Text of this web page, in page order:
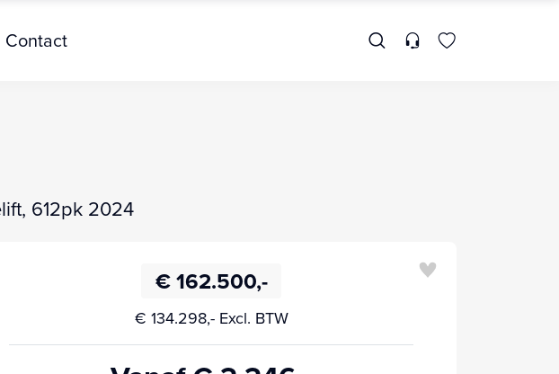
Contact
612pk 2024
€ 162.500,-
€ 134.298,- Excl. BTW